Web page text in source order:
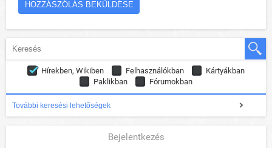
Hírekben, Wikiben Felhasználókban
Kártyákban
Paklikban
Fórumokban
További keresési lehetőségek
Bejelentkezés